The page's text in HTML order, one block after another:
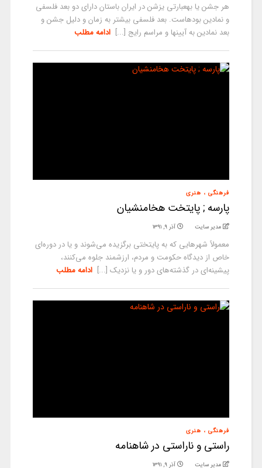
هر جشن یا به­عبارتی یزشن در ایران باستان دارای دو بعد فلسفی
و نمادین بوده­است. بعد فلسفی بیشتر به زمان و دلیل جشن و
بعد نمادین به آیین­ها و مراسم رایج [...] ادامه مطلب
فرهنگی ، هنری
پارسه ; پایتخت هخامنشیان
مدیر سایت آذر ۹, ۱۳۹۱
معمولاً شهرهایی که به پایتختی برگزیده می‌شوند و یا در دوره‌ای
خاص از دیدگاه حکومت و مردم، ارزشمند جلوه می‌کنند،
پیشینه‌ای در گذشته‌های دور و یا نزدیک [...] ادامه مطلب
فرهنگی ، هنری
راستی و ناراستی در شاهنامه
مدیر سایت آذر ۹, ۱۳۹۱